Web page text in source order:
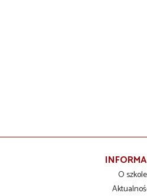
O szkole